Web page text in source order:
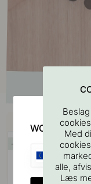
Med
alle,
Læs
WOULD YOU
EU